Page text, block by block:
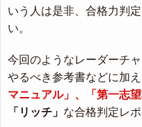
いう人は是非、合格力判
い。
今回のようなレーダーチ
やるべき参考書などに加え
マニュアル」、「第一志
「リッチ」 な合格判定レ